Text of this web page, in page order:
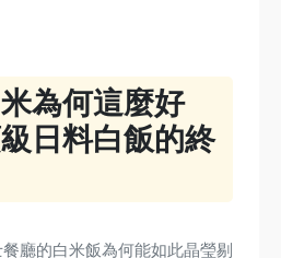
為何這麼好
日料白飯的終
廳的白米飯為何能如此晶瑩剔